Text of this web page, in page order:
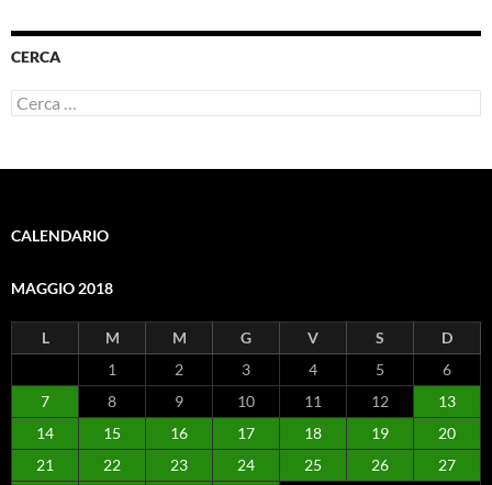
CERCA
Ricerca
per:
CALENDARIO
MAGGIO 2018
L M M G V S
D
1
2 3 4 5
6
7
8 9 10 11 12
13
14
15 16 17 18 19
20
21
22 23 24 25 26
27